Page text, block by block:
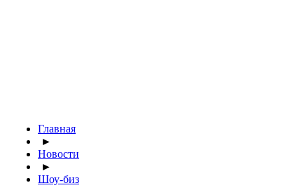
Главная
►
Новости
►
Шоу-биз